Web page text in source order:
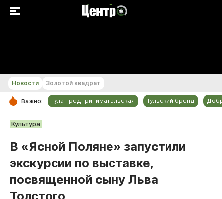
РУБРИКИ
Общество
Происшествия
Спорт
Новости Золотой квадрат
Важно: Тула предпринимательская Тульский бренд
Культура
В «Ясной Поляне» запустили
экскурсии по выставке,
посвященной сыну Льва
Толстого